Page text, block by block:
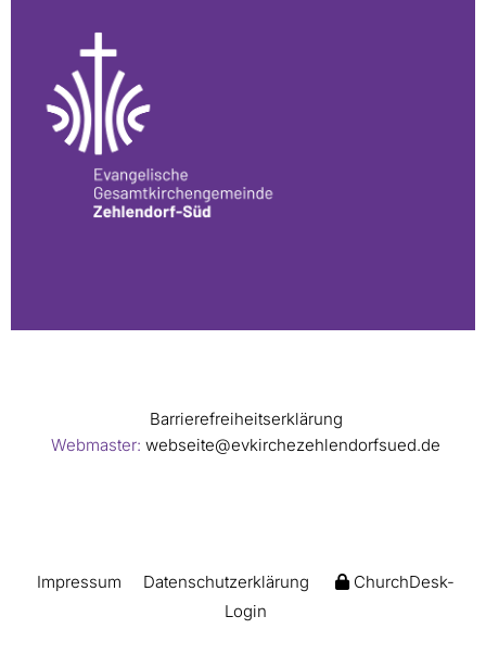
Barrierefreiheitserklärung
Webmaster: webseite@evkirchezehlendorfsued.de
Impressum Datenschutzerklärung
ChurchDesk-
Login